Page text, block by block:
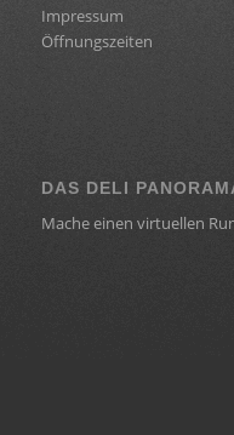
Impressum
Öffnungszeiten
DAS DELI
Mache einen virtuellen